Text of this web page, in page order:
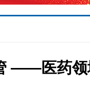
——医药领